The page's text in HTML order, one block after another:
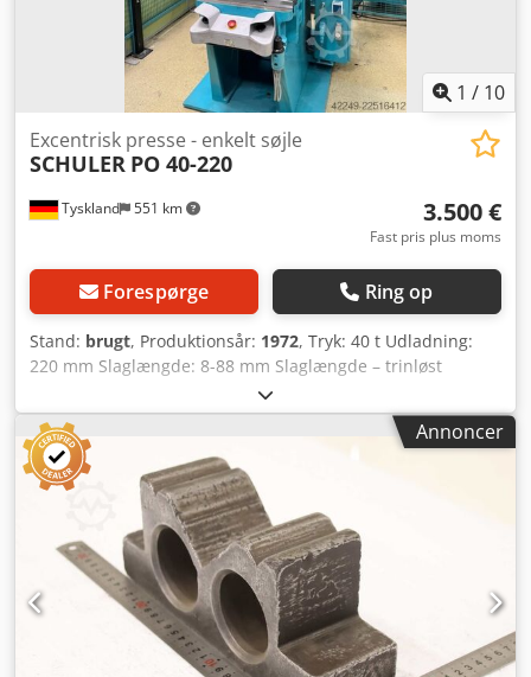
1 / 10
Tyskland 551 km
Excentrisk presse - enkelt søjle
SCHULER PO 40-220
3.500 €
Fast pris plus moms
Forespørge Ring op
Stand: brugt, Produktionsår: 1972, Tryk: 40 t Udladning:
220 mm Slaglængde: 8-88 mm Slaglængde – trinløst
justerbar: 30-140 mm Stødstangens justering: 63 mm
Maskinvægt: ca. 2600 t Crsdpoztfz Rjfx Abtef
Annoncer